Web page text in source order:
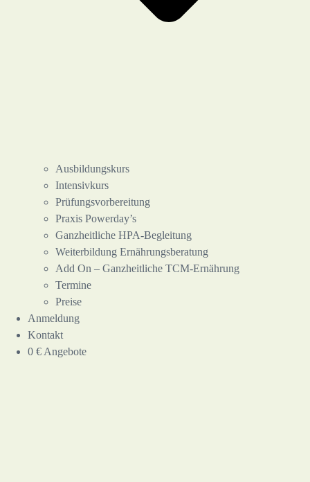
Ausbildungskurs
Intensivkurs
Prüfungsvorbereitung
Praxis Powerday’s
Ganzheitliche HPA-Begleitung
Weiterbildung Ernährungsberatung
Add On – Ganzheitliche TCM-Ernährung
Termine
Preise
Anmeldung
Kontakt
0 € Angebote